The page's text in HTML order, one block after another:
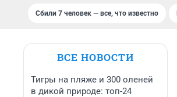
Сбили 7 человек — все, что известно
ВСЕ НОВОСТИ
Тигры на пляже и 300 оленей
в дикой природе: топ-24